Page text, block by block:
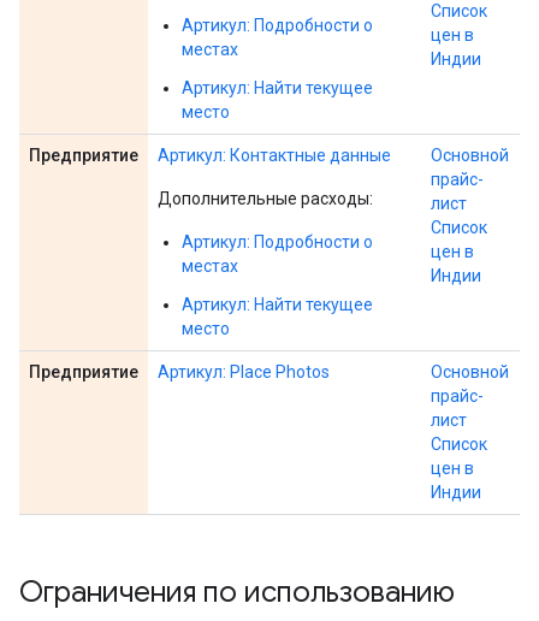
Артикул: Подробности о
местах
Артикул: Найти текущее
место
Список
цен в
Индии
Предприятие Артикул: Контактные данные
Дополнительные расходы:
Артикул: Подробности о
местах
Артикул: Найти текущее
место
Основной
прайс-
лист
Список
цен в
Индии
Предприятие Артикул: Place Photos
Основной
прайс-
лист
Список
цен в
Индии
Ограничения по использованию